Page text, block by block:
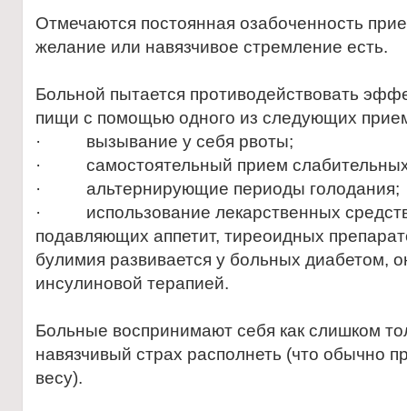
Отмечаются постоянная озабоченность
желание или навязчивое стремление есть.
Больной пытается противодействовать
пищи с помощью одного из следующих
· вызывание у себя рвоты;
· самостоятельный прием слабительных
· альтернирующие периоды голодания;
· использование лекарственных
подавляющих аппетит, тиреоидных
булимия развивается у больных диабетом,
инсулиновой терапией.
Больные воспринимают себя как слишком
навязчивый страх располнеть (что обычно
весу).